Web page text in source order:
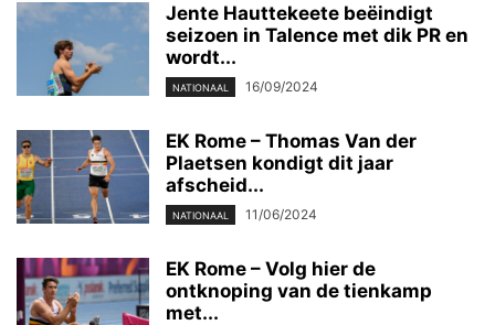
Jente Hauttekeete beëindigt
seizoen in Talence met dik PR en
wordt...
NATIONAAL 16/09/2024
EK Rome – Thomas Van der
Plaetsen kondigt dit jaar
afscheid...
NATIONAAL 11/06/2024
EK Rome – Volg hier de
ontknoping van de tienkamp
met...